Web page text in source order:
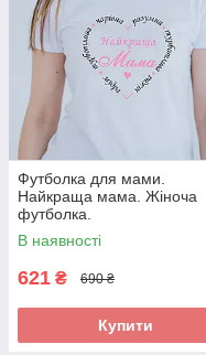
Футболка для мами.
Найкраща мама. Жіноча
футболка.
В наявності
621 ₴ 690 ₴
Купити